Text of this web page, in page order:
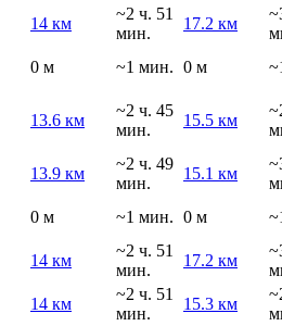
14 км
~2 ч. 51
мин.
17.2 км
0 м ~1 мин. 0 м
13.6 км
~2 ч. 45
мин.
15.5 км
13.9 км
~2 ч. 49
мин.
15.1 км
0 м ~1 мин. 0 м
14 км
~2 ч. 51
мин.
17.2 км
14 км
~2 ч. 51
мин.
15.3 км